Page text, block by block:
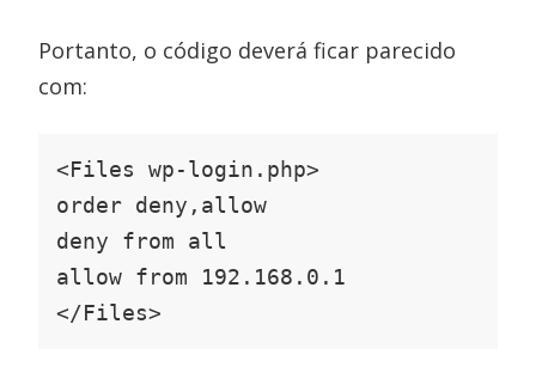
Portanto, o código deverá ficar parecido
com:
<Files wp-login.php>
order deny,allow
deny from all
allow from 192.168.0.1
</Files>